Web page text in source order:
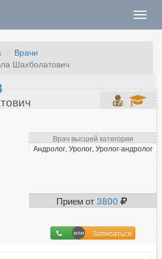
Врачи
Шахболатович
Врач высшей категории
Андролог, Уролог, Уролог-андролог
Прием от3800
Записаться